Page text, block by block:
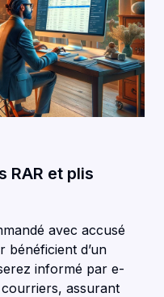
RAR et plis
avec accusé
bénéficient d’un
informé par e-
assurant